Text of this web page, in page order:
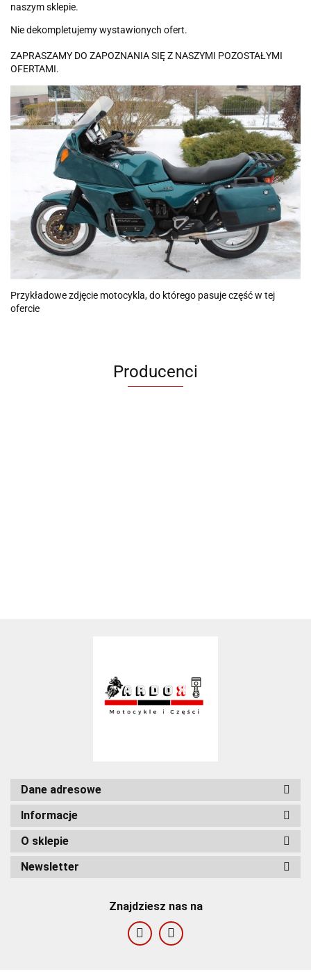
naszym sklepie.
Nie dekompletujemy wystawionych ofert.
ZAPRASZAMY DO ZAPOZNANIA SIĘ Z NASZYMI POZOSTAŁYMI
OFERTAMI.
Przykładowe zdjęcie motocykla, do którego pasuje część w tej
ofercie
Producenci
Dane adresowe
Informacje
O sklepie
Newsletter
Znajdziesz nas na